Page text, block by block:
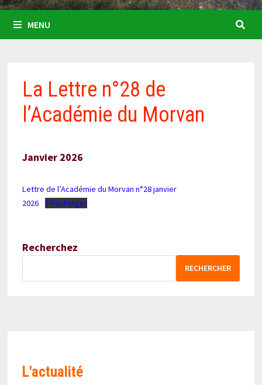
MENU
La Lettre n°28 de
l’Académie du Morvan
Janvier 2026
Lettre de l’Académie du Morvan n°28 janvier
2026
Télécharger
Recherchez
RECHERCHER
L'actualité